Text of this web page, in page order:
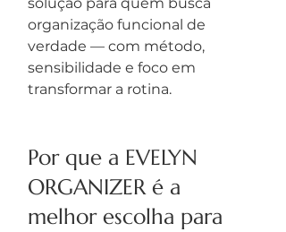
organização funcional de
verdade — com método,
sensibilidade e foco em
transformar a rotina.
Por que a EVELYN
ORGANIZER é a
melhor escolha para